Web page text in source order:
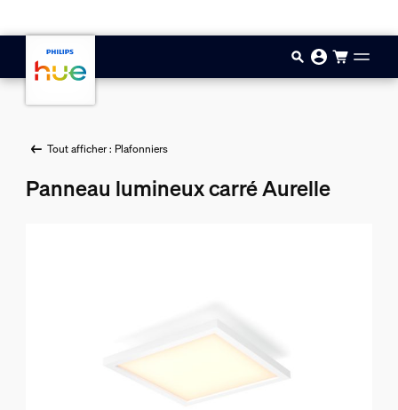
Tout afficher : Plafonniers
Panneau lumineux carré Aurelle